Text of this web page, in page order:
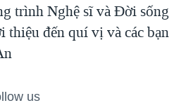
MẠI CỦA MỸ: QUÁ KHỨ VÀ HIỆN
trình Nghệ sĩ và Ðời sống
thiệu đến quí vị và các bạn
us